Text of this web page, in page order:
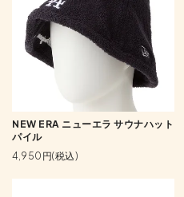
NEW ERA ニューエラ サウナハット
パイル
4,950円(税込)